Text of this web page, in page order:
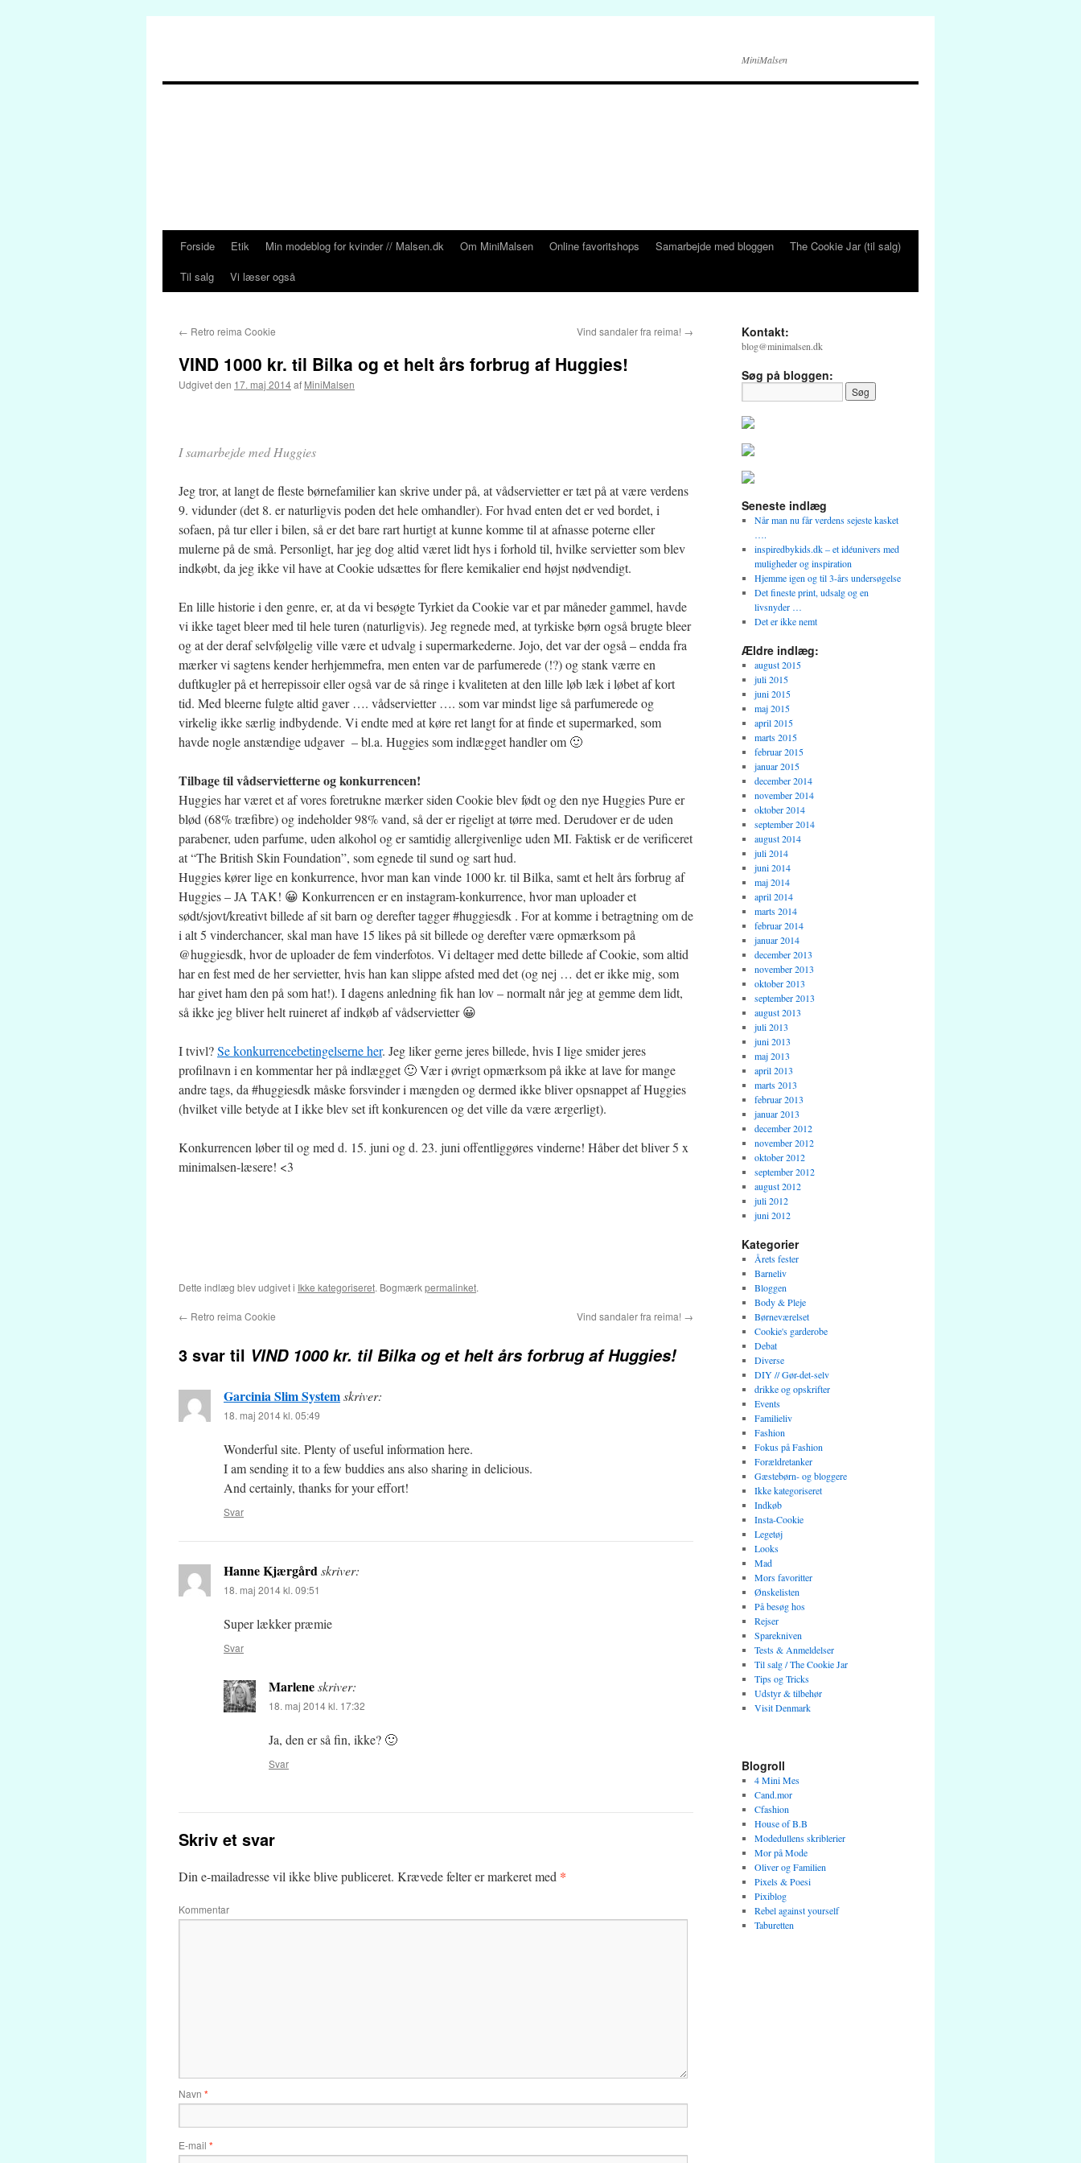
MiniMalsen
HopForside Etik Min modeblog for kvinder // Malsen.dk Om MiniMalsen Online favoritshops Samarbejde med bloggen
The Cookie Jar (til salg)
Til salg
Vi læser også
← Retro reima Cookie Vind sandaler fra reima! →
VIND 1000 kr. til Bilka og et helt års forbrug af Huggies!
Udgivet den 17. maj 2014af MiniMalsen
I samarbejde med Huggies
Jeg tror, at langt de fleste børnefamilier kan skrive under på, at vådservietter er tæt på at være verdens
9. vidunder (det 8. er naturligvis poden det hele omhandler). For hvad enten det er ved bordet, i
sofaen, på tur eller i bilen, så er det bare rart hurtigt at kunne komme til at afnasse poterne eller
mulerne på de små. Personligt, har jeg dog altid været lidt hys i forhold til, hvilke servietter som blev
indkøbt, da jeg ikke vil have at Cookie udsættes for flere kemikalier end højst nødvendigt.
En lille historie i den genre, er, at da vi besøgte Tyrkiet da Cookie var et par måneder gammel, havde
vi ikke taget bleer med til hele turen (naturligvis). Jeg regnede med, at tyrkiske børn også brugte bleer
og at der deraf selvfølgelig ville være et udvalg i supermarkederne. Jojo, det var der også – endda fra
mærker vi sagtens kender herhjemmefra, men enten var de parfumerede (!?) og stank værre en
duftkugler på et herrepissoir eller også var de så ringe i kvaliteten at den lille løb læk i løbet af kort
tid. Med bleerne fulgte altid gaver …. vådservietter …. som var mindst lige så parfumerede og
virkelig ikke særlig indbydende. Vi endte med at køre ret langt for at finde et supermarked, som
havde nogle anstændige udgaver – bl.a. Huggies som indlægget handler om 🙂
Tilbage til vådservietterne og konkurrencen!
Huggies har været et af vores foretrukne mærker siden Cookie blev født og den nye Huggies Pure er
blød (68% træfibre) og indeholder 98% vand, så der er rigeligt at tørre med. Derudover er de uden
parabener, uden parfume, uden alkohol og er samtidig allergivenlige uden MI. Faktisk er de verificeret
at “The British Skin Foundation”, som egnede til sund og sart hud.
Huggies kører lige en konkurrence, hvor man kan vinde 1000 kr. til Bilka, samt et helt års forbrug af
Huggies – JA TAK! 😀 Konkurrencen er en instagram-konkurrence, hvor man uploader et
sødt/sjovt/kreativt billede af sit barn og derefter tagger #huggiesdk . For at komme i betragtning om de
i alt 5 vinderchancer, skal man have 15 likes på sit billede og derefter være opmærksom på
@huggiesdk, hvor de uploader de fem vinderfotos. Vi deltager med dette billede af Cookie, som altid
har en fest med de her servietter, hvis han kan slippe afsted med det (og nej … det er ikke mig, som
har givet ham den på som hat!). I dagens anledning fik han lov – normalt når jeg at gemme dem lidt,
så ikke jeg bliver helt ruineret af indkøb af vådservietter 😀
I tvivl?Se konkurrencebetingelserne her. Jeg liker gerne jeres billede, hvis I lige smider jeres
profilnavn i en kommentar her på indlægget 🙂 Vær i øvrigt opmærksom på ikke at lave for mange
andre tags, da #huggiesdk måske forsvinder i mængden og dermed ikke bliver opsnappet af Huggies
(hvilket ville betyde at I ikke blev set ift konkurencen og det ville da være ærgerligt).
Konkurrencen løber til og med d. 15. juni og d. 23. juni offentliggøres vinderne! Håber det bliver 5 x
minimalsen-læsere! <3
Dette indlæg blev udgivet i Ikke kategoriseret. Bogmærkpermalinket.
← Retro reima Cookie Vind sandaler fra reima! →
3 svar til VIND 1000 kr. til Bilka og et helt års forbrug af Huggies!
Garcinia Slim Systemskriver:
18. maj 2014 kl. 05:49
Wonderful site. Plenty of useful information here.
I am sending it to a few buddies ans also sharing in delicious.
And certainly, thanks for your effort!
Svar
Hanne Kjærgårdskriver:
18. maj 2014 kl. 09:51
Super lækker præmie
Svar
Marleneskriver:
18. maj 2014 kl. 17:32
Ja, den er så fin, ikke? 🙂
Svar
Skriv et svar
Din e-mailadresse vil ikke blive publiceret. Krævede felter er markeret med *
Kommentar
Navn *
E-mail *
Kontakt:
blog@minimalsen.dk
Søg på bloggen:
Seneste indlæg
Når man nu får verdens sejeste kasket
….
inspiredbykids.dk – et idéunivers med
muligheder og inspiration
Hjemme igen og til 3-års undersøgelse
Det fineste print, udsalg og en
livsnyder …
Det er ikke nemt
Ældre indlæg:
august 2015
juli 2015
juni 2015
maj 2015
april 2015
marts 2015
februar 2015
januar 2015
december 2014
november 2014
oktober 2014
september 2014
august 2014
juli 2014
juni 2014
maj 2014
april 2014
marts 2014
februar 2014
januar 2014
december 2013
november 2013
oktober 2013
september 2013
august 2013
juli 2013
juni 2013
maj 2013
april 2013
marts 2013
februar 2013
januar 2013
december 2012
november 2012
oktober 2012
september 2012
august 2012
juli 2012
juni 2012
Kategorier
Årets fester
Barneliv
Bloggen
Body & Pleje
Børneværelset
Cookie's garderobe
Debat
Diverse
DIY // Gør-det-selv
drikke og opskrifter
Events
Familieliv
Fashion
Fokus på Fashion
Forældretanker
Gæstebørn- og bloggere
Ikke kategoriseret
Indkøb
Insta-Cookie
Legetøj
Looks
Mad
Mors favoritter
Ønskelisten
På besøg hos
Rejser
Sparekniven
Tests & Anmeldelser
Til salg / The Cookie Jar
Tips og Tricks
Udstyr & tilbehør
Visit Denmark
Blogroll
4 Mini Mes
Cand.mor
Cfashion
House of B.B
Modedullens skriblerier
Mor på Mode
Oliver og Familien
Pixels & Poesi
Pixiblog
Rebel against yourself
Taburetten